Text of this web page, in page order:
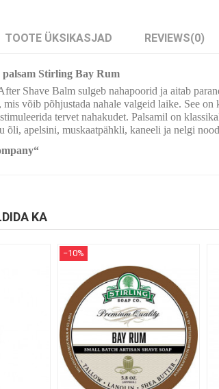
TOOTE ÜKSIKASJAD REVIEWS(0)
palsam Stirling Bay Rum
Shave Balm sulgeb nahapoorid ja aitab
mis võib põhjustada nahale valgeid laike. See
tervet nahakudet. Palsamil on
õli, apelsini, muskaatpähkli, kaneeli ja nelgi
KA
−10%